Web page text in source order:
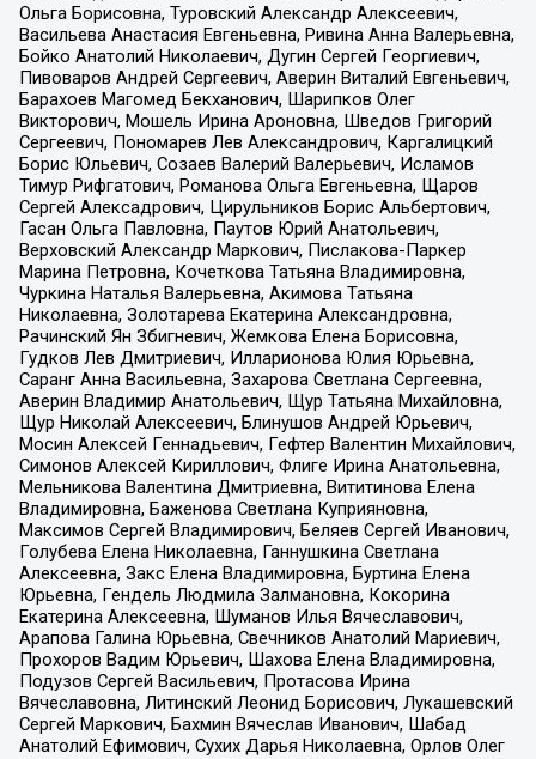
Ольга Борисовна, Туровский Александр Алексеевич,
Васильева Анастасия Евгеньевна, Ривина Анна Валерьевна,
Бойко Анатолий Николаевич, Дугин Сергей Георгиевич,
Пивоваров Андрей Сергеевич, Аверин Виталий Евгеньевич,
Барахоев Магомед Бекханович, Шарипков Олег
Викторович, Мошель Ирина Ароновна, Шведов Григорий
Сергеевич, Пономарев Лев Александрович, Каргалицкий
Борис Юльевич, Созаев Валерий Валерьевич, Исламов
Тимур Рифгатович, Романова Ольга Евгеньевна, Щаров
Сергей Алексадрович, Цирульников Борис Альбертович,
Гасан Ольга Павловна, Паутов Юрий Анатольевич,
Верховский Александр Маркович, Пислакова-Паркер
Марина Петровна, Кочеткова Татьяна Владимировна,
Чуркина Наталья Валерьевна, Акимова Татьяна
Николаевна, Золотарева Екатерина Александровна,
Рачинский Ян Збигневич, Жемкова Елена Борисовна,
Гудков Лев Дмитриевич, Илларионова Юлия Юрьевна,
Саранг Анна Васильевна, Захарова Светлана Сергеевна,
Аверин Владимир Анатольевич, Щур Татьяна Михайловна,
Щур Николай Алексеевич, Блинушов Андрей Юрьевич,
Мосин Алексей Геннадьевич, Гефтер Валентин Михайлович,
Симонов Алексей Кириллович, Флиге Ирина Анатольевна,
Мельникова Валентина Дмитриевна, Вититинова Елена
Владимировна, Баженова Светлана Куприяновна,
Максимов Сергей Владимирович, Беляев Сергей Иванович,
Голубева Елена Николаевна, Ганнушкина Светлана
Алексеевна, Закс Елена Владимировна, Буртина Елена
Юрьевна, Гендель Людмила Залмановна, Кокорина
Екатерина Алексеевна, Шуманов Илья Вячеславович,
Арапова Галина Юрьевна, Свечников Анатолий Мариевич,
Прохоров Вадим Юрьевич, Шахова Елена Владимировна,
Подузов Сергей Васильевич, Протасова Ирина
Вячеславовна, Литинский Леонид Борисович, Лукашевский
Сергей Маркович, Бахмин Вячеслав Иванович, Шабад
Анатолий Ефимович, Сухих Дарья Николаевна, Орлов Олег